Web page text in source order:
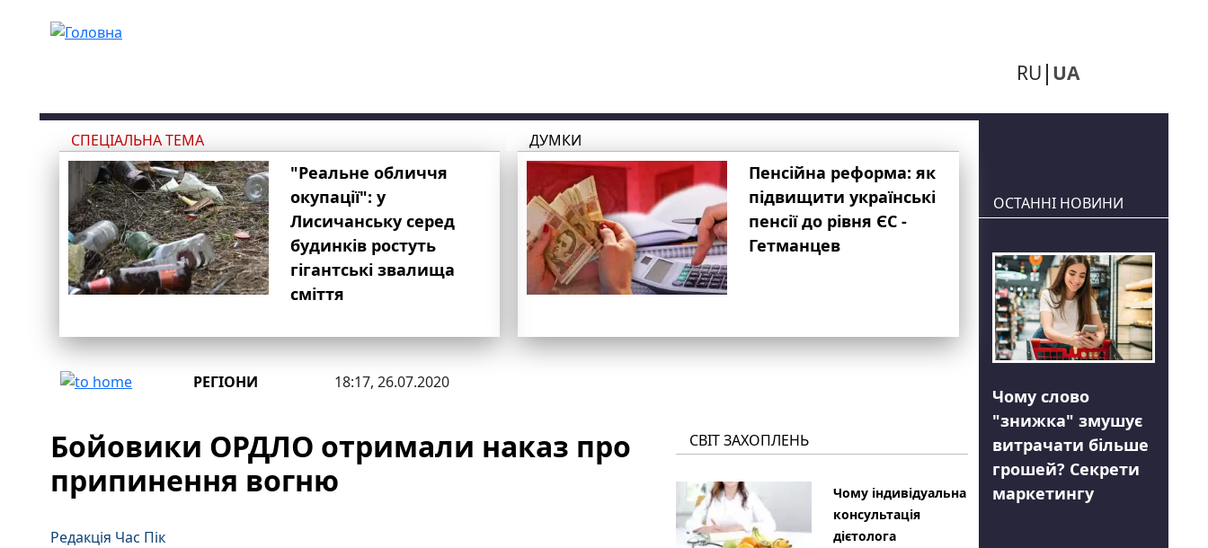
RU UA
СПЕЦІАЛЬНА ТЕМА
"Реальне обличчя
окупації": у
Лисичанську серед
будинків ростуть
гігантські звалища
сміття
ДУМКИ
Пенсійна реформа: як
підвищити українські
пенсії до рівня ЄС -
Гетманцев
РЕГІОНИ 18:17, 26.07.2020
Бойовики ОРДЛО отримали наказ про
припинення вогню
Редакція Час Пік
СВІТ ЗАХОПЛЕНЬ
Чому індивідуальна
консультація
дієтолога
ОСТАННІ НОВИНИ
Чому слово
"знижка" змушує
витрачати більше
грошей? Секрети
маркетингу